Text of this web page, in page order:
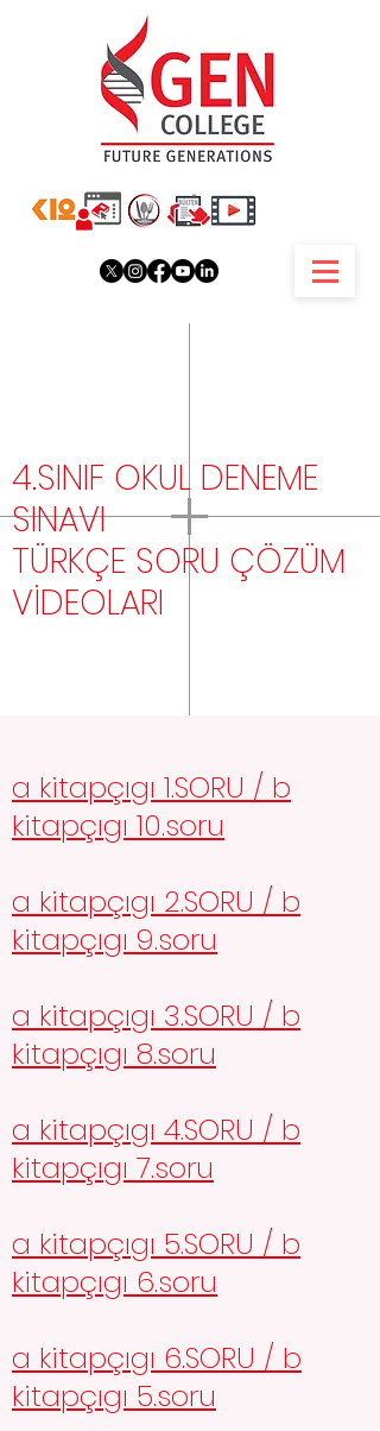
4.SINIF OKUL DENEME
SINAVI
TÜRKÇE SORU ÇÖZÜM
VİDEOLARI
a kitapçıgı 1.SORU / b
kitapçıgı 10.soru
a kitapçıgı 2.SORU / b
kitapçıgı 9.soru
a kitapçıgı 3.SORU / b
kitapçıgı 8.soru
a kitapçıgı 4.SORU / b
kitapçıgı 7.soru
a kitapçıgı 5.SORU / b
kitapçıgı 6.soru
a kitapçıgı 6.SORU / b
kitapçıgı 5.soru